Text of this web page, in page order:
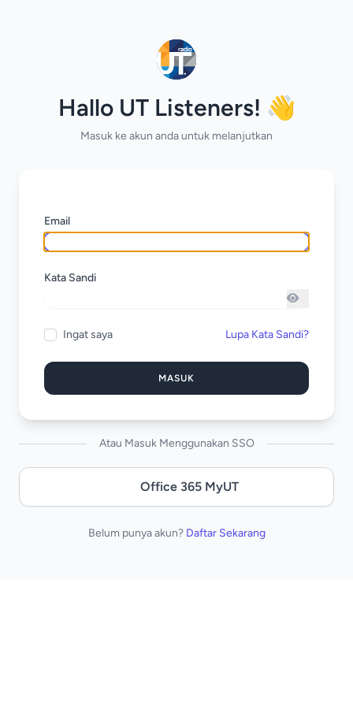
Hallo UT Listeners! 👋
Masuk ke akun anda untuk melanjutkan
Email
Kata Sandi
Ingat saya Lupa Kata Sandi?
MASUK
Atau Masuk Menggunakan SSO
Office 365 MyUT
Belum punya akun? Daftar Sekarang